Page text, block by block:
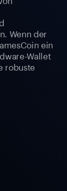
Wenn der
ein
Wallet
robuste